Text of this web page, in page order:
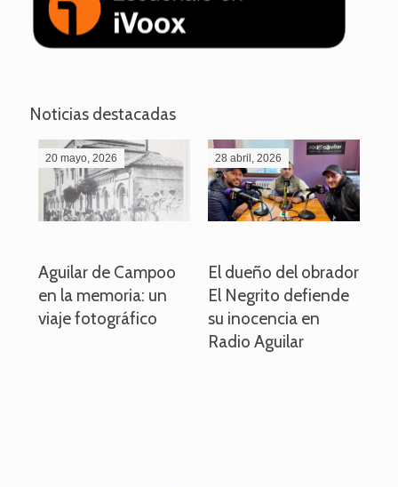
Noticias destacadas
20 mayo, 2026
Aguilar de Campoo
en la memoria: un
viaje fotográfico
28 abril, 2026
El dueño del obrador
El Negrito defiende
su inocencia en
Radio Aguilar